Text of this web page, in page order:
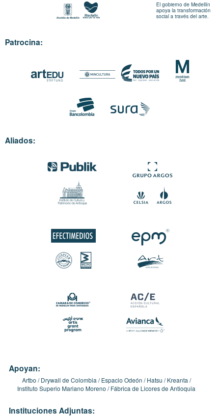
El gobierno de Medellín
apoya la transformación
social a través del arte.
Patrocina:
Aliados:
Apoyan:
Artbo Drywall de Colombia Espacio Odeón Hatsu
Kreanta
Instituto Superio Mariano Moreno
Fábrica de Licores de Antioquia
Instituciones Adjuntas: